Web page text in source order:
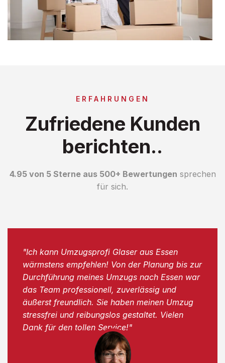
ERFAHRUNGEN
Zufriedene Kunden
berichten..
4.95 von 5 Sterne aus 500+ Bewertungen sprechen
für sich.
"Ich kann Umzugsprofi Glaser aus Essen
wärmstens empfehlen! Von der Planung bis zur
Durchführung meines Umzugs nach Essen war
das Team professionell, zuverlässig und
äußerst freundlich. Sie haben meinen Umzug
stressfrei und reibungslos gestaltet. Vielen
Dank für den tollen Service!"